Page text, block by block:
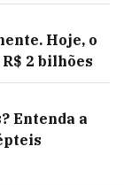
Hoje, o
2 bilhões
Entenda a